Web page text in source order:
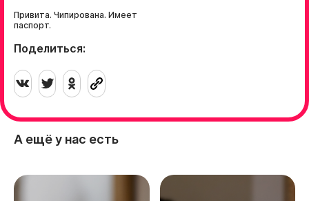
Привита. Чипирована. Имеет
паспорт.
Поделиться:
А ещё у нас есть